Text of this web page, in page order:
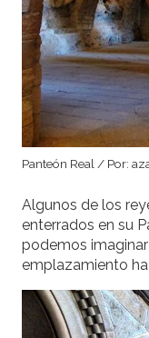
Panteón Real / Por:
Algunos de los
enterrados en su
podemos
emplazamiento